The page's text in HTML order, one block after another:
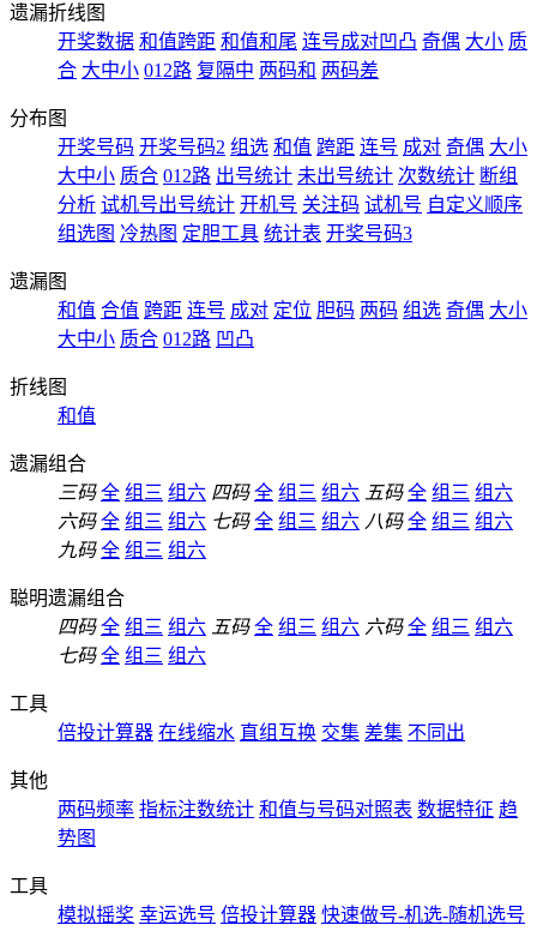
遗漏折线图
开奖数据 和值跨距 和值和尾 连号成对凹凸 奇偶 大小 质
合 大中小 012路 复隔中 两码和 两码差
分布图
开奖号码 开奖号码2 组选 和值 跨距 连号 成对 奇偶 大小
大中小 质合 012路 出号统计 未出号统计 次数统计 断组
分析 试机号出号统计 开机号 关注码 试机号 自定义顺序
组选图 冷热图 定胆工具 统计表 开奖号码3
遗漏图
和值 合值 跨距 连号 成对 定位 胆码 两码 组选 奇偶 大小
大中小 质合 012路 凹凸
折线图
和值
遗漏组合
三码 全 组三 组六 四码 全 组三 组六 五码 全 组三 组六
六码 全 组三 组六 七码 全 组三 组六 八码 全 组三 组六
九码 全 组三 组六
聪明遗漏组合
四码 全 组三 组六 五码 全 组三 组六 六码 全 组三 组六
七码 全 组三 组六
工具
倍投计算器 在线缩水 直组互换 交集 差集 不同出
其他
两码频率 指标注数统计 和值与号码对照表 数据特征 趋
势图
工具
模拟摇奖 幸运选号 倍投计算器 快速做号-机选-随机选号